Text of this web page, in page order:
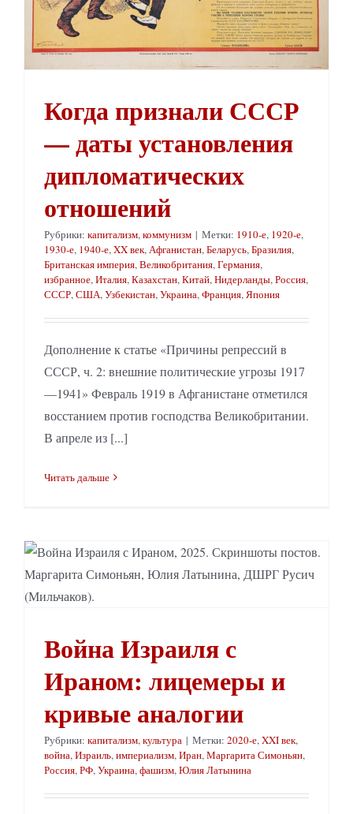
Когда признали СССР
— даты установления
дипломатических
отношений
Рубрики: капитализм, коммунизм | Метки: 1910-е, 1920-е,
1930-е, 1940-е, XX век, Афганистан, Беларусь, Бразилия,
Британская империя, Великобритания, Германия,
избранное, Италия, Казахстан, Китай, Нидерланды, Россия,
СССР, США, Узбекистан, Украина, Франция, Япония
Дополнение к статье «Причины репрессий в
СССР, ч. 2: внешние политические угрозы 1917
—1941» Февраль 1919 в Афганистане отметился
восстанием против господства Великобритании.
В апреле из [...]
Читать дальше
Война Израиля с
Ираном: лицемеры и
кривые аналогии
Рубрики: капитализм,культура | Метки: 2020-е,XXI век,
война,Израиль,империализм,Иран,Маргарита Симоньян,
Россия,РФ,Украина,фашизм,Юлия Латынина